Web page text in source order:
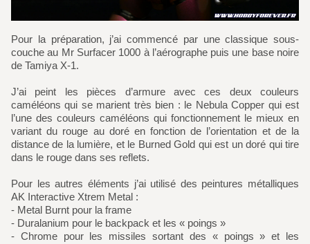
Pour la préparation, j’ai commencé par une classique sous-
couche au Mr Surfacer 1000 à l’aérographe puis une base noire
de Tamiya X-1.
J’ai peint les pièces d’armure avec ces deux couleurs
caméléons qui se marient très bien : le Nebula Copper qui est
l’une des couleurs caméléons qui fonctionnement le mieux en
variant du rouge au doré en fonction de l’orientation et de la
distance de la lumière, et le Burned Gold qui est un doré qui tire
dans le rouge dans ses reflets.
Pour les autres éléments j’ai utilisé des peintures métalliques
AK Interactive Xtrem Metal :
- Metal Burnt pour la frame
- Duralanium pour le backpack et les « poings »
- Chrome pour les missiles sortant des « poings » et les